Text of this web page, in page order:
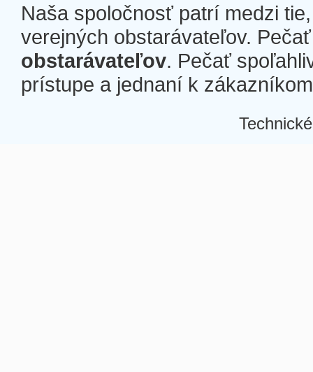
Naša spoločnosť patrí medzi
verejných obstarávateľov.
obstarávateľov. Pečať
prístupe a jednaní k